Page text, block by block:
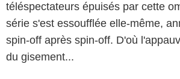
téléspectateurs épuisés par cette
série s'est essoufflée elle-même,
spin-off après spin-off. D'où
du gisement...